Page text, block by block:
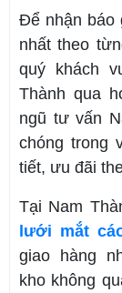
Để nhận báo
nhất theo
quý khách
Thành qua
ngũ tư vấn
chóng trong
tiết, ưu đãi
Tại Nam
lưới mắt
giao hàng
kho không